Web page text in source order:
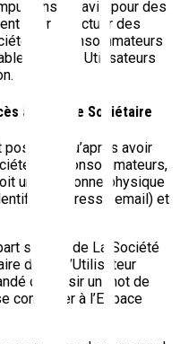
sans préavis pour des
pour effectuer des
des Consommateurs
aux Utilisateurs
à l’Espace Sociétaire
possible qu’après avoir
des Consommateurs,
une personne physique
(adresse email) et
sociale de La Société
dédié, l’Utilisateur
de saisir un mot de
connecter à l’Espace